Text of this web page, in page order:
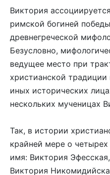
Виктория
римской богиней
древнегреческой
Безусловно,
ведущее место при
христианской традиции
иных исторических
нескольких мученицах
Так, в истории
крайней мере о
имя: Виктория
Виктория